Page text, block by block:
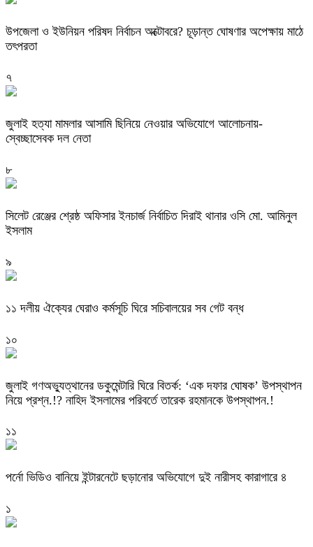
উপজেলা ও ইউনিয়ন পরিষদ নির্বাচন অক্টোবরে? চূড়ান্ত ঘোষণার অপেক্ষায় মাঠে
তৎপরতা
৭
জুলাই হত্যা মামলার আসামি ছিনিয়ে নেওয়ার অভিযোগে আলোচনায়-
স্বেচ্ছাসেবক দল নেতা
৮
‎সিলেট রেঞ্জের শ্রেষ্ঠ অফিসার ইনচার্জ নির্বাচিত দিরাই থানার ওসি মো. আমিনুল
ইসলাম
৯
‎১১ দলীয় ঐক্যের ঘেরাও কর্মসূচি ঘিরে সচিবালয়ের সব গেট বন্ধ
১০
‎জুলাই গণঅভ্যুত্থানের ডকুমেন্টারি ঘিরে বিতর্ক: ‘এক দফার ঘোষক’ উপস্থাপন
নিয়ে প্রশ্ন.!? নাহিদ ইসলামের পরিবর্তে তারেক রহমানকে উপস্থাপন.!
১১
পর্নো ভিডিও বানিয়ে ইন্টারনেটে ছড়ানোর অভিযোগে দুই নারীসহ কারাগারে ৪
১